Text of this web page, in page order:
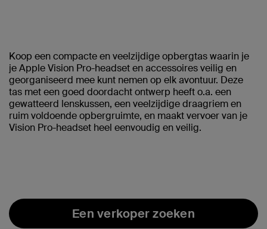
Koop een compacte en veelzijdige opbergtas waarin je
je Apple Vision Pro-headset en accessoires veilig en
georganiseerd mee kunt nemen op elk avontuur. Deze
tas met een goed doordacht ontwerp heeft o.a. een
gewatteerd lenskussen, een veelzijdige draagriem en
ruim voldoende opbergruimte, en maakt vervoer van je
Vision Pro-headset heel eenvoudig en veilig.
Een verkoper zoeken